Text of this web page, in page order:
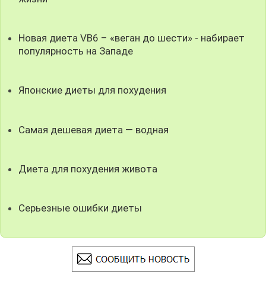
Новая диета VB6 – «веган до шести» - набирает
популярность на Западе
Японские диеты для похудения
Самая дешевая диета — водная
Диета для похудения живота
Серьезные ошибки диеты